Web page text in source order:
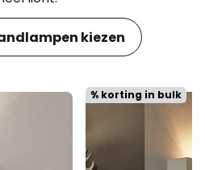
kiezen
% korting in bulk